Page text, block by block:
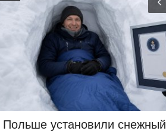
Польше установили снежный